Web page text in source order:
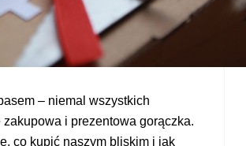
– niemal wszystkich
i prezentowa gorączka.
co kupić naszym bliskim i jak